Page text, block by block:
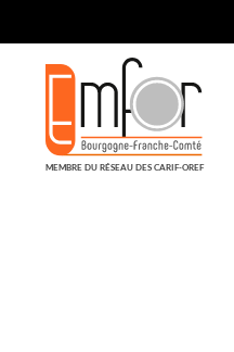
MEMBRE DU RÉSEAU DES CARIF-OREF